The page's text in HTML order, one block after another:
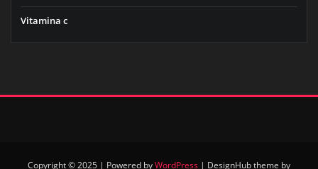
Vitamina c
Copyright © 2025 | Powered byWordPress | DesignHub theme by